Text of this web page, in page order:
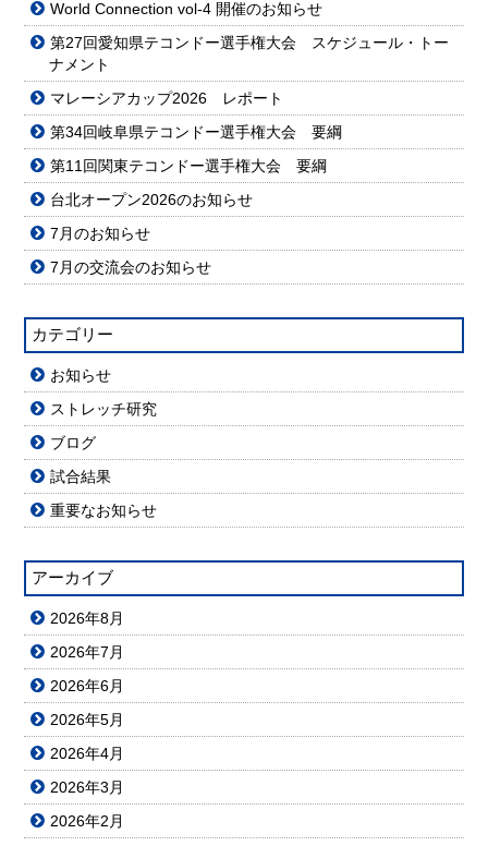
World Connection vol-4 開催のお知らせ
第27回愛知県テコンドー選手権大会 スケジュール・トー
ナメント
マレーシアカップ2026 レポート
第34回岐阜県テコンドー選手権大会 要綱
第11回関東テコンドー選手権大会 要綱
台北オープン2026のお知らせ
7月のお知らせ
7月の交流会のお知らせ
カテゴリー
お知らせ
ストレッチ研究
ブログ
試合結果
重要なお知らせ
アーカイブ
2026年8月
2026年7月
2026年6月
2026年5月
2026年4月
2026年3月
2026年2月